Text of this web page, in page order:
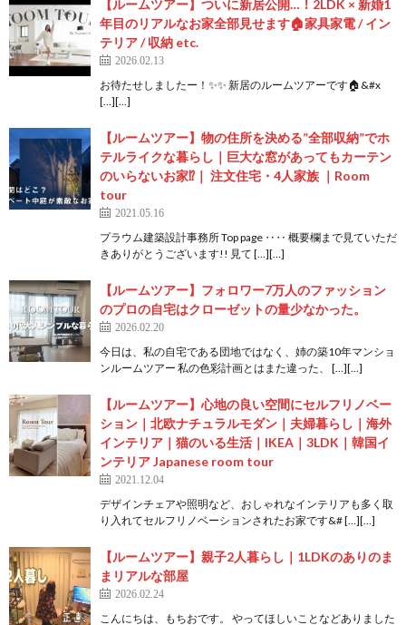
【ルームツアー】ついに新居公開…！2LDK × 新婚1
年目のリアルなお家全部見せます🏠家具家電 / イン
テリア / 収納 etc.
2026.02.13
お待たせしましたー！✨✨ 新居のルームツアーです🏠&#x
[…][…]
【ルームツアー】物の住所を決める”全部収納”でホ
テルライクな暮らし｜巨大な窓があってもカーテン
のいらないお家⁉｜ 注文住宅・4人家族 ｜Room
tour
2021.05.16
プラウム建築設計事務所 Top page ‥‥ 概要欄まで見ていただ
きありがとうございます!! 見て […][…]
【ルームツアー】フォロワー7万人のファッション
のプロの自宅はクローゼットの量少なかった。
2026.02.20
今日は、私の自宅である団地ではなく、姉の築10年マンショ
ンルームツアー 私の色彩計画とはまた違った、 […][…]
【ルームツアー】心地の良い空間にセルフリノベー
ション｜北欧ナチュラルモダン｜夫婦暮らし｜海外
インテリア｜猫のいる生活｜IKEA｜3LDK｜韓国イ
ンテリア Japanese room tour
2021.12.04
デザインチェアや照明など、おしゃれなインテリアも多く取
り入れてセルフリノベーションされたお家です&# […][…]
【ルームツアー】親子2人暮らし｜1LDKのありのま
まリアルな部屋
2026.02.24
こんにちは、もちおです。 やってほしいことなどありました